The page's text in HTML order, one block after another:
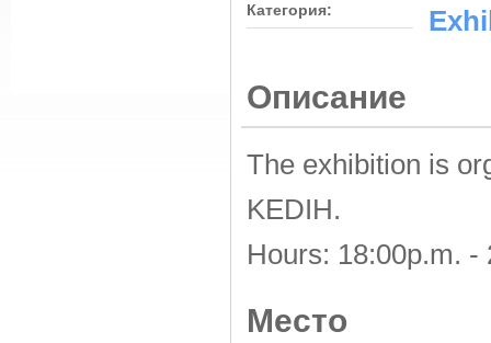
Категория:
Описание
The exhibition is
KEDIH.
Hours: 18:00p.m. -
Место